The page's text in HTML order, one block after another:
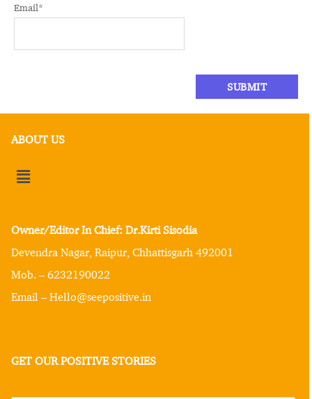
Email*
ABOUT US
Owner/Editor In Chief: Dr.Kirti Sisodia
Devendra Nagar, Raipur, Chhattisgarh 492001
Mob. – 6232190022
Email – Hello@seepositive.in
GET OUR POSITIVE STORIES